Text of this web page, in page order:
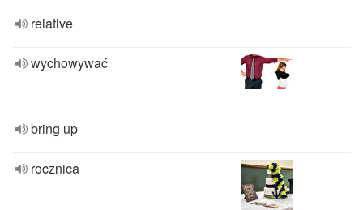
relative
wychowywać
bring up
rocznica